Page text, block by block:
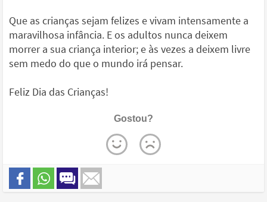
Que as crianças sejam felizes e vivam intensamente a
maravilhosa infância. E os adultos nunca deixem
morrer a sua criança interior; e às vezes a deixem livre
sem medo do que o mundo irá pensar.
Feliz Dia das Crianças!
Gostou?